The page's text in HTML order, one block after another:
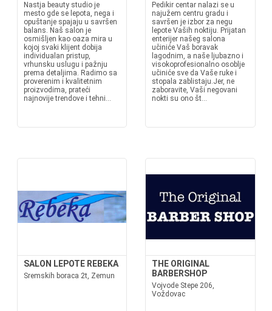
Nastja beauty studio je
mesto gde se lepota, nega i
opuštanje spajaju u savršen
balans. Naš salon je
osmišljen kao oaza mira u
kojoj svaki klijent dobija
individualan pristup,
vrhunsku uslugu i pažnju
prema detaljima. Radimo sa
proverenim i kvalitetnim
proizvodima, prateći
najnovije trendove i tehni...
Pedikir centar nalazi se u
najužem centru gradu i
savršen je izbor za negu
lepote Vaših noktiju. Prijatan
enterijer našeg salona
učiniće Vaš boravak
lagodnim, a naše ljubazno i
visokoprofesionalno osoblje
učiniće sve da Vaše ruke i
stopala zablistaju.Jer, ne
zaboravite, Vaši negovani
nokti su ono št...
SALON LEPOTE REBEKA
Sremskih boraca 2t, Zemun
THE ORIGINAL
BARBERSHOP
Vojvode Stepe 206,
Voždovac